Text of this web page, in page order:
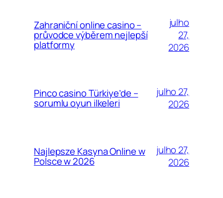
Zahraniční online casino –
průvodce výběrem nejlepší
platformy
julho
27,
2026
Pinco casino Türkiye’de –
sorumlu oyun ilkeleri
julho 27,
2026
Najlepsze Kasyna Online w
Polsce w 2026
julho 27,
2026